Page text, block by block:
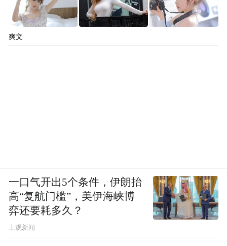
爽文
一口气开出5个条件，伊朗抬
高“复航门槛”，美伊海峡博
弈还要耗多久？
上观新闻